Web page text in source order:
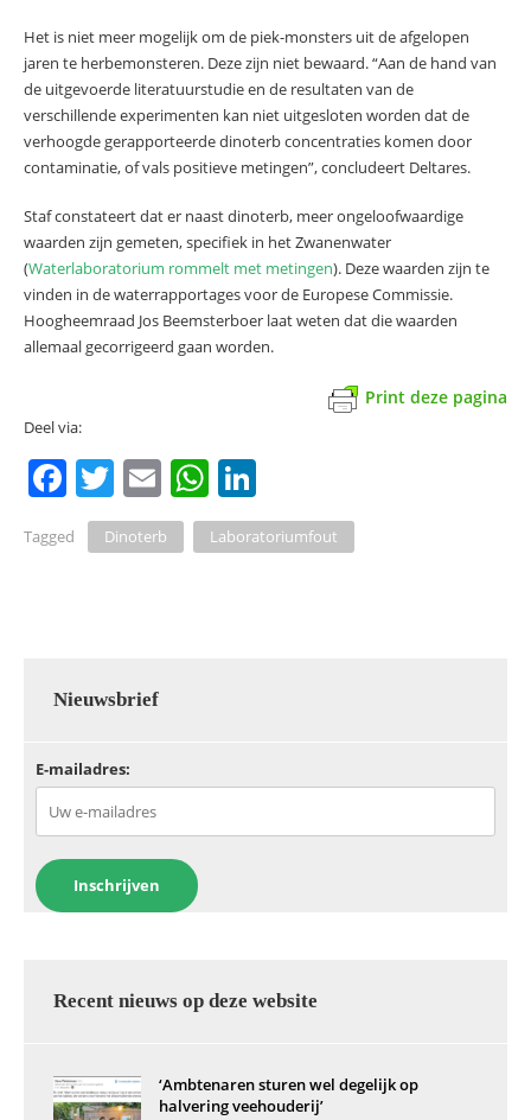
Het is niet meer mogelijk om de piek-monsters uit de afgelopen
jaren te herbemonsteren. Deze zijn niet bewaard. “Aan de hand van
de uitgevoerde literatuurstudie en de resultaten van de
verschillende experimenten kan niet uitgesloten worden dat de
verhoogde gerapporteerde dinoterb concentraties komen door
contaminatie, of vals positieve metingen”, concludeert Deltares.
Staf constateert dat er naast dinoterb, meer ongeloofwaardige
waarden zijn gemeten, specifiek in het Zwanenwater
(Waterlaboratorium rommelt met metingen). Deze waarden zijn te
vinden in de waterrapportages voor de Europese Commissie.
Hoogheemraad Jos Beemsterboer laat weten dat die waarden
allemaal gecorrigeerd gaan worden.
Print deze pagina
Deel via:
F
c
o
T
w
itt
E
m
ai
W
h
at
n
k
Tagged Dinoterb Laboratoriumfout
Nieuwsbrief
E-mailadres:
Recent nieuws op deze website
‘Ambtenaren sturen wel degelijk op
halvering veehouderij’